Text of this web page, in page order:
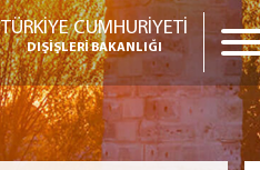
TÜRKİYE CUMHURİYETİ
DIŞİŞLERİ BAKANLIĞI